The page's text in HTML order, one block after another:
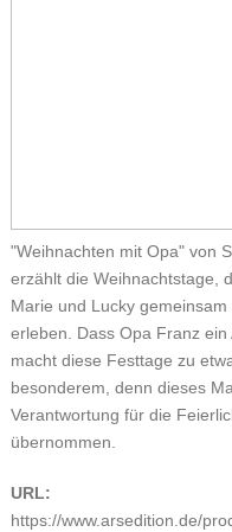
"Weihnachten mit Opa" von
erzählt die Weihnachtstage,
Marie und Lucky
erleben. Dass Opa Franz ein
macht diese Festtage zu
besonderem, denn dieses
Verantwortung für die
übernommen.
URL:
https://www.arsedition.de/